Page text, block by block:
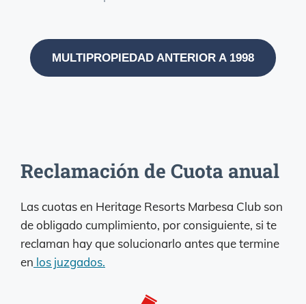
MULTIPROPIEDAD ANTERIOR A 1998
Reclamación de Cuota anual
Las cuotas en Heritage Resorts Marbesa Club son
de obligado cumplimiento, por consiguiente, si te
reclaman hay que solucionarlo antes que termine
en los juzgados.